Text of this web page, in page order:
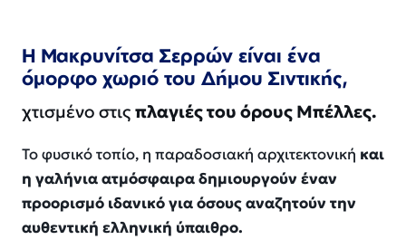
Η Μακρυνίτσα Σερρών είναι ένα
όμορφο χωριό του Δήμου Σιντικής,
χτισμένο στις πλαγιές του όρους Μπέλλες.
Το φυσικό τοπίο, η παραδοσιακή αρχιτεκτονική και
η γαλήνια ατμόσφαιρα δημιουργούν έναν
προορισμό ιδανικό για όσους αναζητούν την
αυθεντική ελληνική ύπαιθρο.